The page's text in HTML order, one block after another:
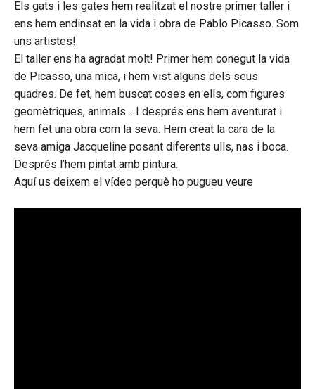
Els gats i les gates hem realitzat el nostre primer taller i
ens hem endinsat en la vida i obra de Pablo Picasso. Som
uns artistes!
El taller ens ha agradat molt! Primer hem conegut la vida
de Picasso, una mica, i hem vist alguns dels seus
quadres. De fet, hem buscat coses en ells, com figures
geomètriques, animals… I després ens hem aventurat i
hem fet una obra com la seva. Hem creat la cara de la
seva amiga Jacqueline posant diferents ulls, nas i boca.
Després l’hem pintat amb pintura.
Aquí us deixem el vídeo perquè ho pugueu veure